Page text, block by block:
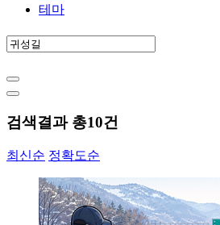
테마
검색결과 총10건
최신순 정확도순